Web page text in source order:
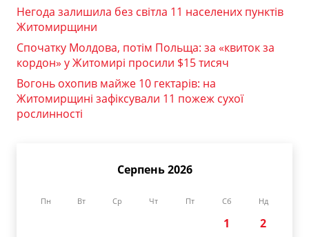
Негода залишила без світла 11 населених пунктів
Житомирщини
Спочатку Молдова, потім Польща: за «квиток за
кордон» у Житомирі просили $15 тисяч
Вогонь охопив майже 10 гектарів: на
Житомирщині зафіксували 11 пожеж сухої
рослинності
Серпень 2026
Пн Вт Ср Чт Пт Сб Нд
1
2